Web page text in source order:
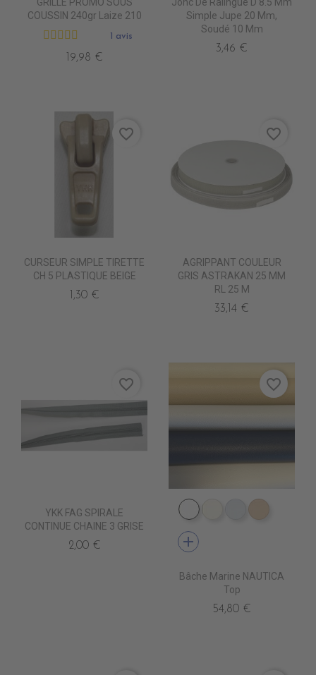
COUSSIN 240gr Laize 210
1 avis
19,98 €
Simple Jupe 20 Mm,
Soudé 10 Mm
3,46 €
CURSEUR SIMPLE TIRETTE
CH 5 PLASTIQUE BEIGE
1,30 €
favorite_border
AGRIPPANT COULEUR
GRIS ASTRAKAN 25 MM
RL 25 M
33,14 €
favorite_border
YKK FAG SPIRALE
CONTINUE CHAINE 3 GRISE
2,00 €
favorite_border
PE4210 BLANC
PE4220 CREME
PE4240 GRIS
add
Bâche Marine NAUTICA
Top
54,80 €
favorite_border